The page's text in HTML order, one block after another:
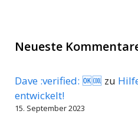
Neueste
Dave :verified: 🆗🆒 zu
entwickelt!
15. September 2023